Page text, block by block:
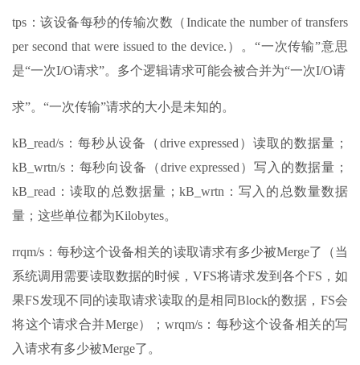
tps：该设备每秒的传输次数（Indicate the number of transfers
per second that were issued to the device.）。“一次传输”意思
是“一次I/O请求”。多个逻辑请求可能会被合并为“一次I/O请
求”。“一次传输”请求的大小是未知的。
kB_read/s：每秒从设备（drive expressed）读取的数据量；
kB_wrtn/s：每秒向设备（drive expressed）写入的数据量；
kB_read：读取的总数据量；kB_wrtn：写入的总数量数据
量；这些单位都为Kilobytes。
rrqm/s：每秒这个设备相关的读取请求有多少被Merge了（当
系统调用需要读取数据的时候，VFS将请求发到各个FS，如
果FS发现不同的读取请求读取的是相同Block的数据，FS会
将这个请求合并Merge）；wrqm/s：每秒这个设备相关的写
入请求有多少被Merge了。